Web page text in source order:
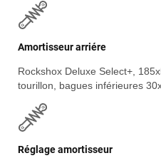
Amortisseur arriére
Rockshox Deluxe Select+,
tourillon, bagues inférieures
Réglage amortisseur